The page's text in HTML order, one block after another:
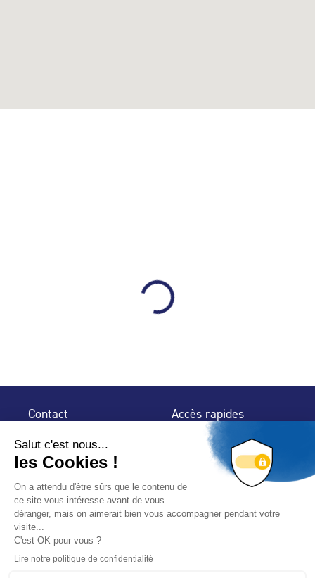
Contact
32 rue de Mogador
75 009 Paris
Accès rapides
Espace Presse
Trouver un
professionnel
Nous suivre